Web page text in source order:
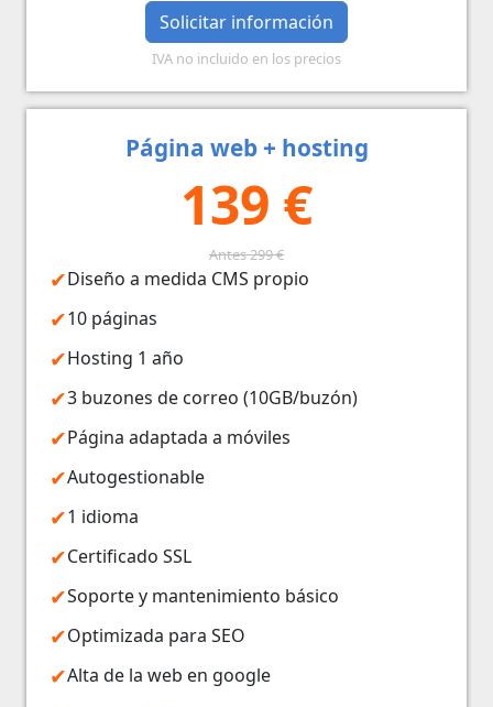
Solicitar información
IVA no incluido en los precios
Página web + hosting
139 €
Antes 299 €
Diseño a medida CMS propio
10 páginas
Hosting 1 año
3 buzones de correo (10GB/buzón)
Página adaptada a móviles
Autogestionable
1 idioma
Certificado SSL
Soporte y mantenimiento básico
Optimizada para SEO
Alta de la web en google